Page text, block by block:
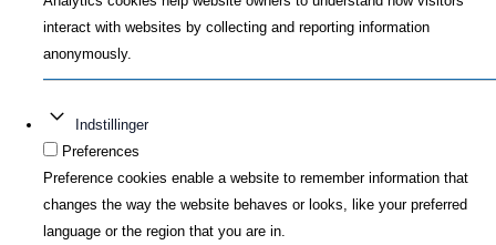
interact with websites by collecting and reporting information
anonymously.
Indstillinger
Preferences
Preference cookies enable a website to remember information that
changes the way the website behaves or looks, like your preferred
language or the region that you are in.